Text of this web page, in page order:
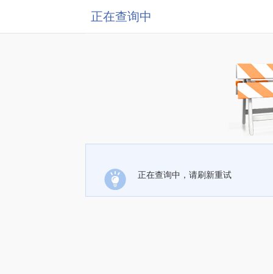
正在查询中
正在查询中，请刷新重试